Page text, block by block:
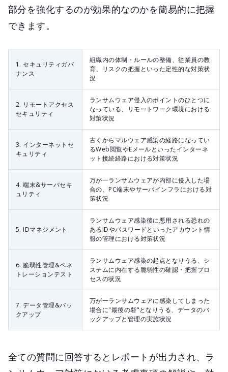
部分を強化するのが効果的なのかを簡易的に把握
できます。
1. セキュリティガバ
ナンス
組織内の体制・ルールの整備、従業員の教
育、リスクの把握といった定性的な対策状
況
2. リモートアクセス
セキュリティ
ランサムウェア侵入のポイントのひとつに
なっている、リモートワーク環境における
対策状況
3. インターネットセ
キュリティ
古くからマルウェア感染の経路になってい
るWeb閲覧やEメールといったインターネ
ット接続経路における対策状況
4. 端末&サーバセキ
ュリティ
万が一ランサムウェアが内部に侵入した場
合の、PC端末やサーバインフラにおける対
策状況
5. IDマネジメント
ランサムウェア感染後に悪用される恐れの
あるIDやパスワードといったアカウント情
報の管理における対策状況
6. 脆弱性管理&ペネ
トレーションテスト
ランサムウェア感染の起点となりうる、シ
ステムに内在する脆弱性の確認・把握プロ
セスの状況
7. データ管理&バッ
クアップ
万が一ランサムウェアに感染してしまった
場合に"最後の砦"となりうる、データのバ
ックアップと管理の実施状況
全ての質問に回答するとレポートが出力され、ラ